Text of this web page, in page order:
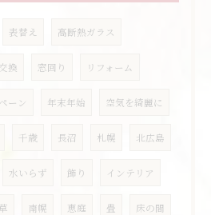
表替え 高断熱ガラス
換 窓回り リフォーム
ーン 年末年始 空気を綺麗に
千歳 長沼 札幌 北広島
水いらず 飾り インテリア
南幌 恵庭 畳 床の間